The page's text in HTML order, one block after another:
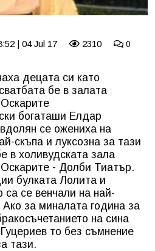
| 04 Jul 17 2310 0
децата си като
бе в залата
богаташи Елдар
се ожениха на
скъпа и луксозна за тази
в холивудската зала
- Долби Тиатър.
булката Лолита и
се венчали на най-
за миналата година за
на сина
то без съмнение
тази.